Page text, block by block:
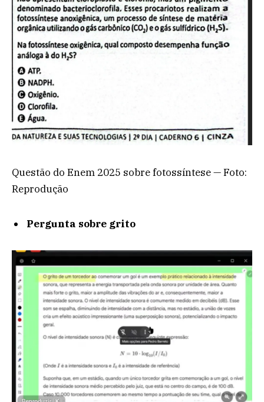
Questão do Enem 2025 sobre fotossíntese — Foto:
Reprodução
Pergunta sobre grito